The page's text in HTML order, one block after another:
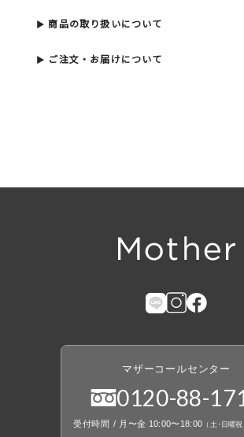
商品の取り扱いについて
ご注文・お届けについて
マザーコールセンター
0120-88-
受付時間 / 月〜金 10:00〜18:00 （ 土・ 日曜祝